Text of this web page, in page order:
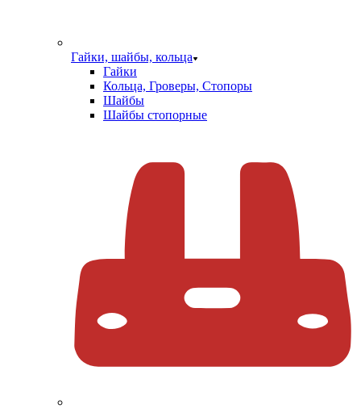
Гайки, шайбы, кольца
Гайки
Кольца, Гроверы, Стопоры
Шайбы
Шайбы стопорные